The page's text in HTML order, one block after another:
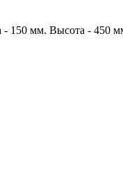
150 мм. Высота - 450